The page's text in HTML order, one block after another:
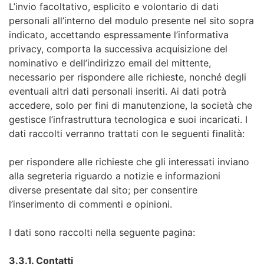
L’invio facoltativo, esplicito e volontario di dati
personali all’interno del modulo presente nel sito sopra
indicato, accettando espressamente l’informativa
privacy, comporta la successiva acquisizione del
nominativo e dell’indirizzo email del mittente,
necessario per rispondere alle richieste, nonché degli
eventuali altri dati personali inseriti. Ai dati potrà
accedere, solo per fini di manutenzione, la società che
gestisce l’infrastruttura tecnologica e suoi incaricati. I
dati raccolti verranno trattati con le seguenti finalità:
per rispondere alle richieste che gli interessati inviano
alla segreteria riguardo a notizie e informazioni
diverse presentate dal sito; per consentire
l’inserimento di commenti e opinioni.
I dati sono raccolti nella seguente pagina:
3.3.1. Contatti